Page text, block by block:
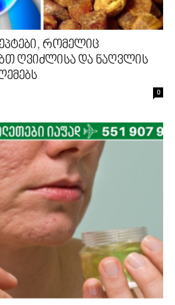
რომელიც
ღვიძლისა და ნაღვლის
0